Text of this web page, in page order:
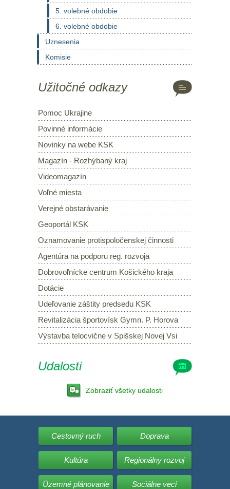
5. volebné obdobie
6. volebné obdobie
Uznesenia
Komisie
Užitočné odkazy
Pomoc Ukrajine
Povinné informácie
Novinky na webe KSK
Magazín - Rozhýbaný kraj
Videomagazín
Voľné miesta
Verejné obstarávanie
Geoportál KSK
Oznamovanie protispoločenskej činnosti
Agentúra na podporu reg. rozvoja
Dobrovoľnícke centrum Košického kraja
Dotácie
Udeľovanie záštity predsedu KSK
Revitalizácia športovísk Gymn. P. Horova
Výstavba telocvične v Spišskej Novej Vsi
Udalosti
Zobraziť všetky udalosti
Cestovný ruch Doprava
Kultúra Regionálny rozvoj
Územné plánovanie Sociálne veci